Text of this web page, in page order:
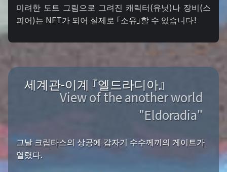
미려한 도트 그림으로 그려진 캐릭터(유닛)나 장비(스
피어)는 NFT가 되어 실제로 「소유」할 수 있습니다!
세계관-이계 『엘드라디아』
View of the another world
"Eldoradia"
그날 크립타스의 상공에 갑자기 수수께끼의 게이트가
열렸다.